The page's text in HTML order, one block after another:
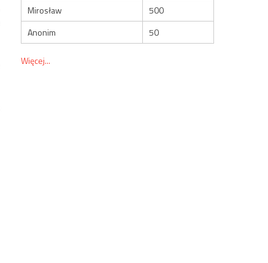
Mirosław
500
Anonim
50
Więcej...